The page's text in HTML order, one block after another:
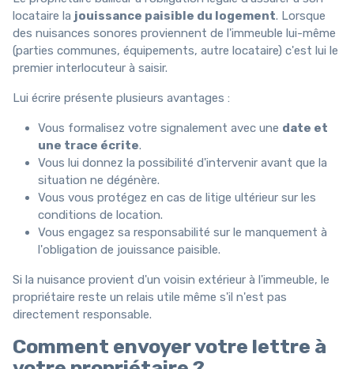
locataire la jouissance paisible du logement. Lorsque
des nuisances sonores proviennent de l'immeuble lui-même
(parties communes, équipements, autre locataire) c'est lui le
premier interlocuteur à saisir.
Lui écrire présente plusieurs avantages :
Vous formalisez votre signalement avec une date et
une trace écrite.
Vous lui donnez la possibilité d'intervenir avant que la
situation ne dégénère.
Vous vous protégez en cas de litige ultérieur sur les
conditions de location.
Vous engagez sa responsabilité sur le manquement à
l'obligation de jouissance paisible.
Si la nuisance provient d'un voisin extérieur à l'immeuble, le
propriétaire reste un relais utile même s'il n'est pas
directement responsable.
Comment envoyer votre lettre à